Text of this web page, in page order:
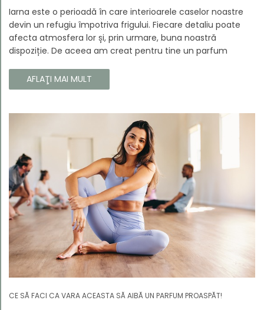
Iarna este o perioadă în care interioarele caselor noastre
devin un refugiu împotriva frigului. Fiecare detaliu poate
afecta atmosfera lor și, prin urmare, buna noastră
dispoziție. De aceea am creat pentru tine un parfum
fiecare colț al casei tale cu căldura și magia aromelor de
iarnă. Noua noastră compoziție combină notele picante și
interiorul casei tale. Te va face să vrei ca momentele
trecătoare ale iernii să dureze mai mult timp.
AFLAŢI MAI MULT
CE SĂ FACI CA VARA ACEASTA SĂ AIBĂ UN PARFUM PROASPĂT!